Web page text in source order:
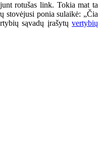
rotušas link. Tokia mat ta
stovėjusi ponia sulaikė: „Čia
sąvadų įrašytų vertybių